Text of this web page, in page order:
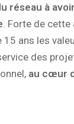
réseau à
. Forte de
15 ans les
des
au cœur